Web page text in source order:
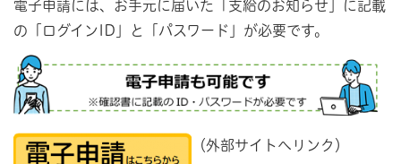
電子申請には、お手元に届いた「支給のお知らせ」に記載
の「ログインID」と「パスワード」が必要です。
（外部サイトへリンク）